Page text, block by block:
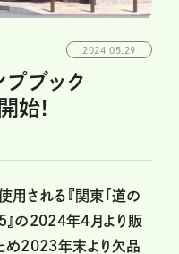
2024.05.29
プブック
始!
用される『関東「道の
』の2024年4月より販
め2023年末より欠品